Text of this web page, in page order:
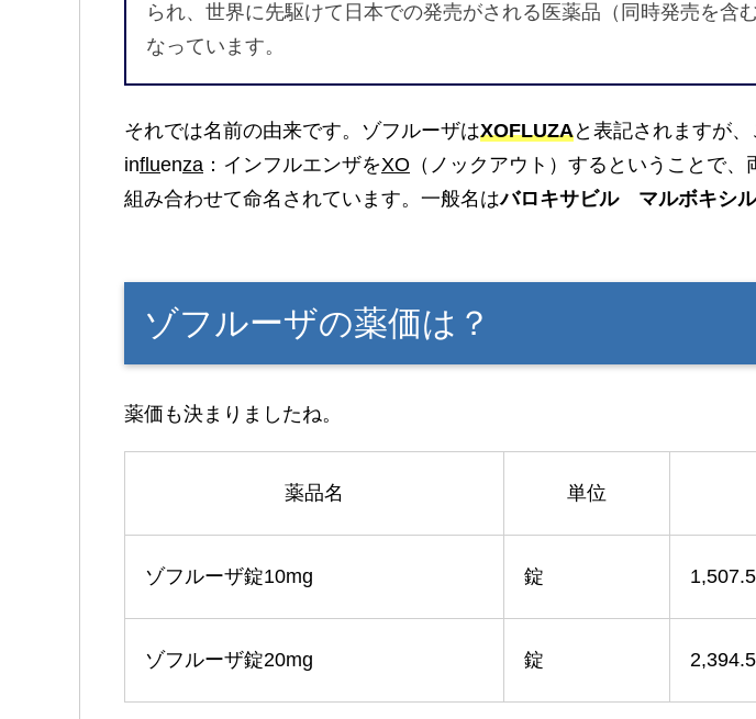
られ、世界に先駆けて日本での発売がされる医薬品（同時発売を含
なっています。
それでは名前の由来です。ゾフルーザはXOFLUZAと表記されますが
influenza ：インフルエンザをXO （ノックアウト）するということで、
組み合わせて命名されています。一般名はバロキサビル マルボキシル
ゾフルーザの薬価は？
薬価も決まりましたね。
薬品名 単位
ゾフルーザ錠10mg 錠
ゾフルーザ錠20mg 錠